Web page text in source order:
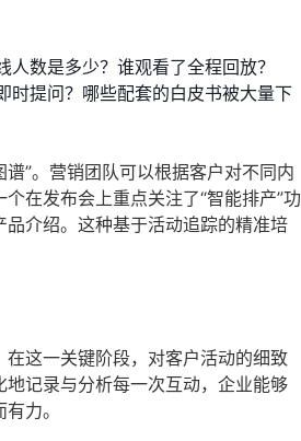
数是多少？谁观看了全程回放？
时提问？哪些配套的白皮书被大量下
”。营销团队可以根据客户对不同内
在发布会上重点关注了“智能排产”功
介绍。这种基于活动追踪的精准培
这一关键阶段，对客户活动的细致
记录与分析每一次互动，企业能够
力。